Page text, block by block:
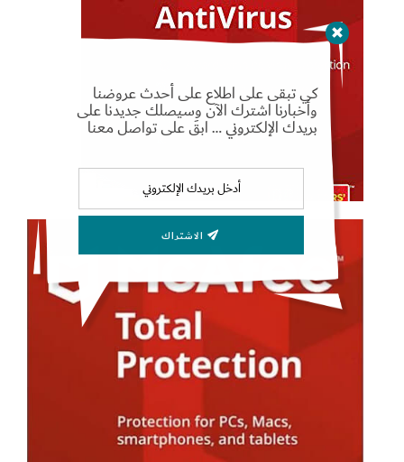
كي تبقى على اطلاع على أحدث عروضنا
وأخبارنا اشترك الآن وسيصلك جديدنا على
بريدك الإلكتروني … ابقَ على تواصل معنا
Set Youtube Channel ID